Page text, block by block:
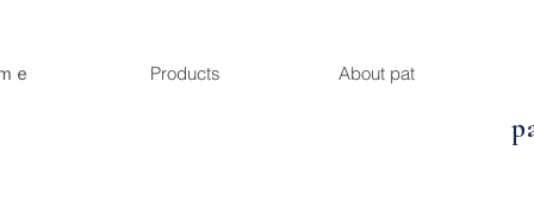
ｅ Products About pat